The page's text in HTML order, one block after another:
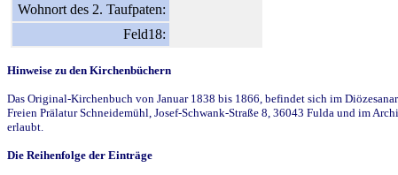
Wohnort des 2. Taufpaten:
Feld18:
Hinweise zu den Kirchenbüchern
Das Original-Kirchenbuch von Januar 1838 bis 1866, befindet sich im
Freien Prälatur Schneidemühl, Josef-Schwank-Straße 8, 36043 Fulda und im
erlaubt.
Die Reihenfolge der Einträge